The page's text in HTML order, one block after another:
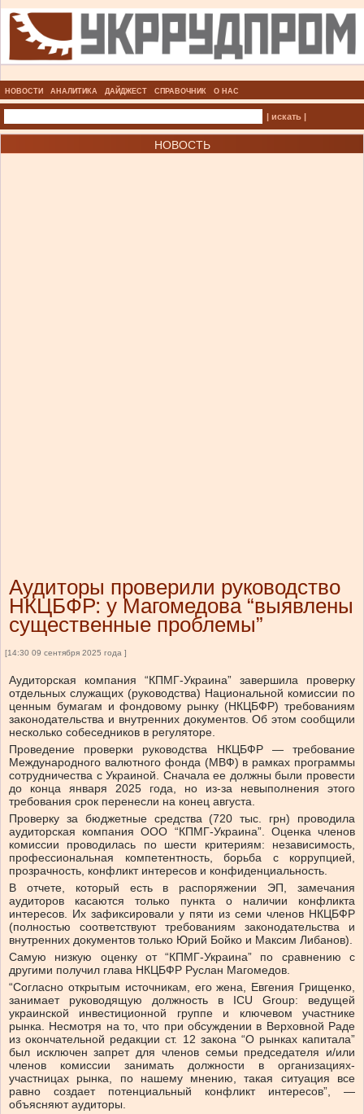
НОВОСТИ АНАЛИТИКА ДАЙДЖЕСТ СПРАВОЧНИК О НАС
| искать |
НОВОСТЬ
Аудиторы проверили руководство
НКЦБФР: у Магомедова “выявлены
существенные проблемы”
[14:30 09 сентября 2025 года ]
Аудиторская компания “КПМГ-Украина” завершила проверку
отдельных служащих (руководства) Национальной комиссии по
ценным бумагам и фондовому рынку (НКЦБФР) требованиям
законодательства и внутренних документов. Об этом сообщили
несколько собеседников в регуляторе.
Проведение проверки руководства НКЦБФР — требование
Международного валютного фонда (МВФ) в рамках программы
сотрудничества с Украиной. Сначала ее должны были провести
до конца января 2025 года, но из-за
невыполнения
этого
требования срок перенесли на конец августа.
Проверку за бюджетные средства (720 тыс. грн) проводила
аудиторская компания ООО “КПМГ-Украина”. Оценка членов
комиссии проводилась по шести критериям: независимость,
профессиональная компетентность, борьба с коррупцией,
прозрачность, конфликт интересов и конфиденциальность.
В отчете, который есть в распоряжении ЭП, замечания
аудиторов касаются только пункта о наличии конфликта
интересов. Их зафиксировали у пяти из семи членов НКЦБФР
(полностью соответствуют требованиям законодательства и
внутренних документов только Юрий Бойко и Максим Либанов).
Самую низкую оценку от “КПМГ-Украина” по сравнению с
другими получил глава НКЦБФР Руслан Магомедов.
“Согласно открытым источникам, его жена, Евгения Грищенко,
занимает руководящую должность в ICU Group: ведущей
украинской инвестиционной группе и ключевом участнике
рынка. Несмотря на то, что при обсуждении в Верховной Раде
из окончательной редакции ст. 12 закона “О рынках капитала”
был исключен запрет для членов семьи председателя и/или
членов комиссии занимать должности в организациях-
участницах рынка, по нашему мнению, такая ситуация все
равно создает потенциальный конфликт интересов”, —
объясняют аудиторы.